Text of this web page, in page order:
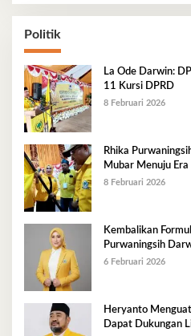
Politik
La Ode Darwin:
11 Kursi DPRD
8 Februari 2026
Rhika
Mubar Menuju
8 Februari 2026
Kembalikan
Purwaningsih
Golkar Mubar
6 Februari 2026
Heryanto
Dapat Dukungan